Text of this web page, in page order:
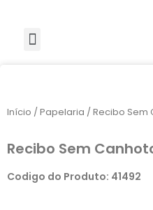
Início /Papelaria / Recibo Sem
Recibo Sem
Codigo do Produto: 41492